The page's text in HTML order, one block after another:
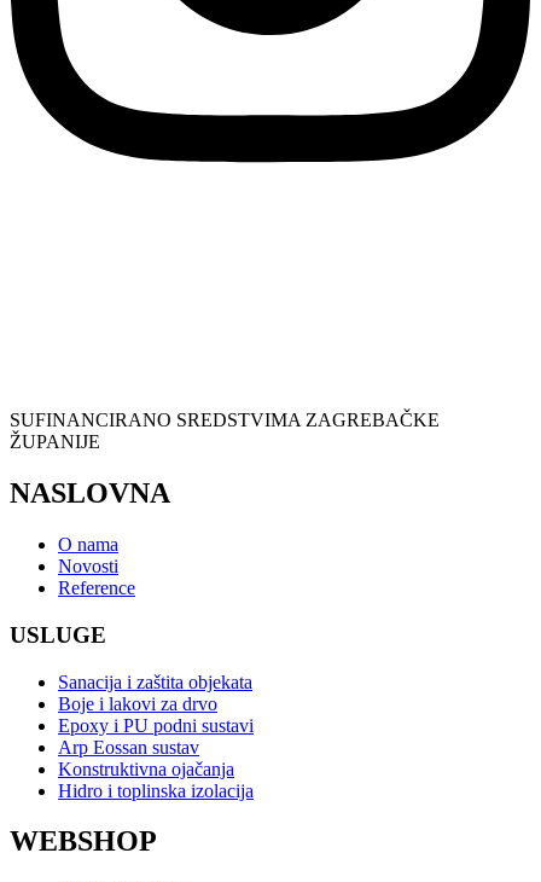
SUFINANCIRANO SREDSTVIMA ZAGREBAČKE
ŽUPANIJE
NASLOVNA
O nama
Novosti
Reference
USLUGE
Sanacija i zaštita objekata
Boje i lakovi za drvo
Epoxy i PU podni sustavi
Arp Eossan sustav
Konstruktivna ojačanja
Hidro i toplinska izolacija
WEBSHOP